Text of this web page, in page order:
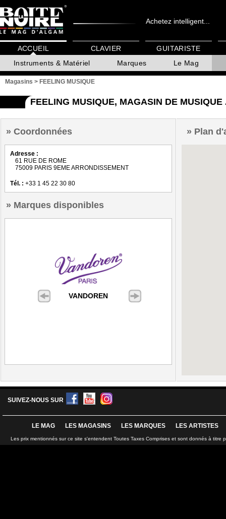
Achetez intelligent...
ACCUEIL
Instruments & Matériel
Marques Le Mag
CLAVIER GUITARISTE
Magasins > FEELING MUSIQUE
FEELING MUSIQUE, MAGASIN DE
Coordonnées
Adresse :
61 RUE DE ROME
75009 PARIS 9EME ARRONDISSEMENT
Tél. : +33 1 45 22 30 80
Marques disponibles
VANDOREN
Plan
SUIVEZ-NOUS SUR
LE MAG LES MAGASINS LES MARQUES LES ARTISTES
Les prix mentionnés sur ce site s'entendent Toutes Taxes Comprises et sont donnés à